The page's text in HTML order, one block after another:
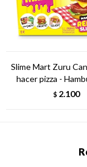
Slime Mart Zuru
hacer pizza -
$ 2.100